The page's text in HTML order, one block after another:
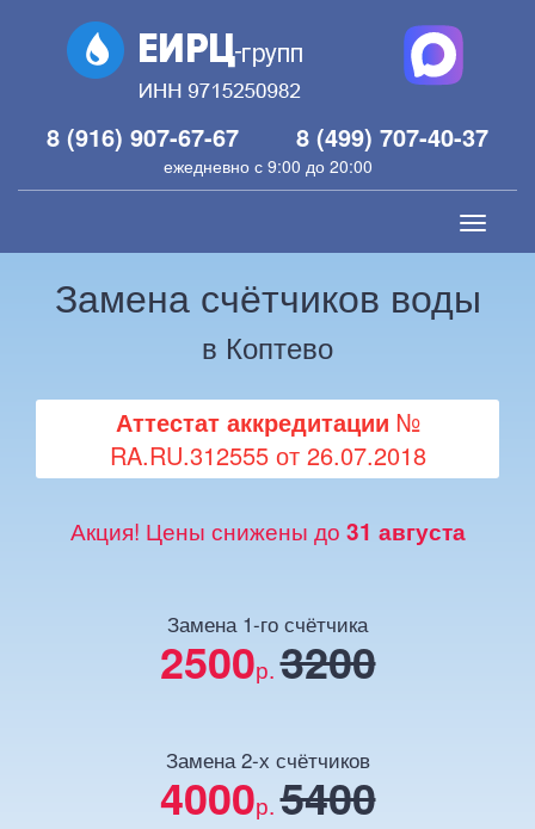
8 (916) 907-67-67 8 (499) 707-40-37
ежедневно с 9:00 до 20:00
Toggle
Замена счётчиков воды
в Коптево
Аттестат аккредитации №
RA.RU.312555 от 26.07.2018
Акция! Цены снижены до 31 августа
Замена 1-го счётчика
2500р.3200
Замена 2-х счётчиков
4000р. 5400